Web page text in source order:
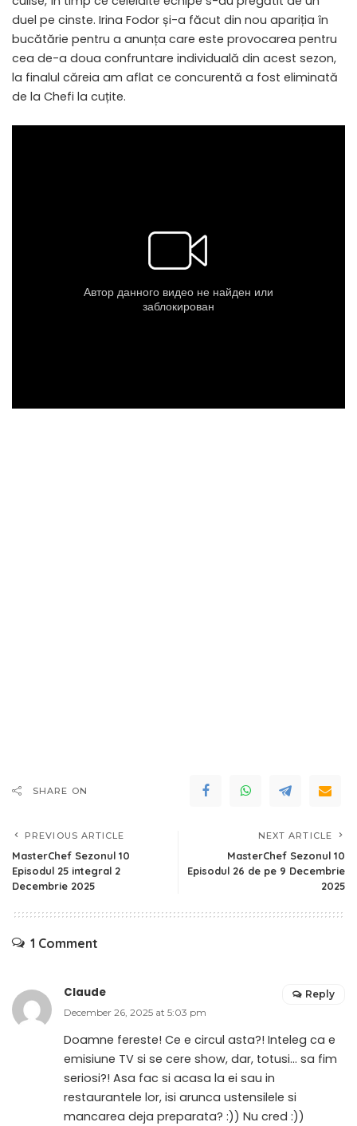
duel pe cinste. Irina Fodor și-a făcut din nou apariția în
bucătărie pentru a anunța care este provocarea pentru
cea de-a doua confruntare individuală din acest sezon,
la finalul căreia am aflat ce concurentă a fost eliminată
de la Chefi la cuțite.
SHARE ON
PREVIOUS ARTICLE
MasterChef Sezonul 10
Episodul 25 integral 2
Decembrie 2025
NEXT ARTICLE
MasterChef Sezonul 10
Episodul 26 de pe 9 Decembrie
2025
1 Comment
Claude
December 26, 2025 at 5:03 pm
Doamne fereste! Ce e circul asta?! Inteleg ca e
emisiune TV si se cere show, dar, totusi… sa fim
seriosi?! Asa fac si acasa la ei sau in
restaurantele lor, isi arunca ustensilele si
mancarea deja preparata? :)) Nu cred :))
Reply